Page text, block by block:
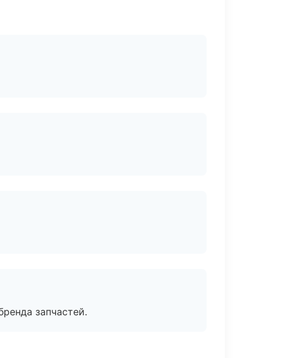
запчастей.